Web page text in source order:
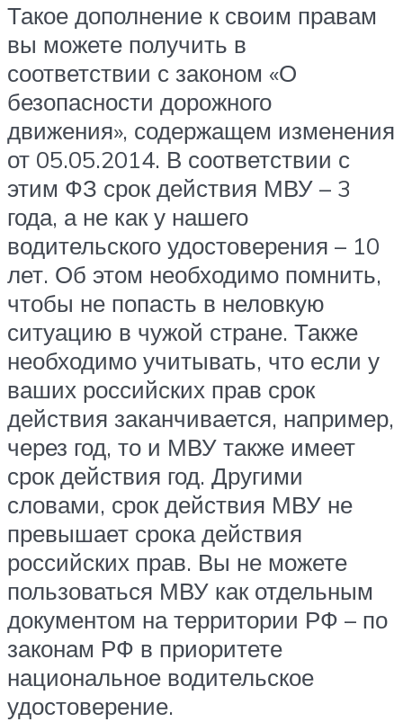
Такое дополнение к своим правам
вы можете получить в
соответствии с законом «О
безопасности дорожного
движения», содержащем изменения
от 05.05.2014. В соответствии с
этим ФЗ срок действия МВУ – 3
года, а не как у нашего
водительского удостоверения – 10
лет. Об этом необходимо помнить,
чтобы не попасть в неловкую
ситуацию в чужой стране. Также
необходимо учитывать, что если у
ваших российских прав срок
действия заканчивается, например,
через год, то и МВУ также имеет
срок действия год. Другими
словами, срок действия МВУ не
превышает срока действия
российских прав. Вы не можете
пользоваться МВУ как отдельным
документом на территории РФ – по
законам РФ в приоритете
национальное водительское
удостоверение.